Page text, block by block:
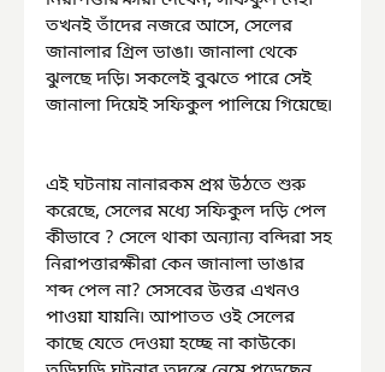
তখনই তাঁদের নজরে আসে, সেলের
জানালার গ্রিল ভাঙা৷ জানালা থেকে
ঝুলছে দড়ি৷ সকলেই বুঝতে পারে সেই
জানালা দিয়েই সফিকুল পালিয়ে গিয়েছে৷
এই ঘটনায় নানারকম প্রশ্ন উঠতে শুরু
করেছে, সেলের মধ্যে সফিকুল দড়ি পেল
কীভাবে ? সেলে থাকা অন্যান্য বন্দিরা সহ
নিরাপত্তারক্ষীরা কেন জানালা ভাঙার
শব্দ পেল না? সেসবের উত্তর এখনও
পাওয়া যায়নি৷ আপাতত ওই সেলের
কাছে যেতে দেওয়া হচ্ছে না কাউকে৷